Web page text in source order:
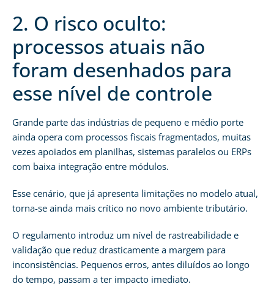
2. O risco oculto:
processos atuais não
foram desenhados para
esse nível de controle
Grande parte das indústrias de pequeno e médio porte
ainda opera com processos fiscais fragmentados, muitas
vezes apoiados em planilhas, sistemas paralelos ou ERPs
com baixa integração entre módulos.
Esse cenário, que já apresenta limitações no modelo atual,
torna-se ainda mais crítico no novo ambiente tributário.
O regulamento introduz um nível de rastreabilidade e
validação que reduz drasticamente a margem para
inconsistências. Pequenos erros, antes diluídos ao longo
do tempo, passam a ter impacto imediato.